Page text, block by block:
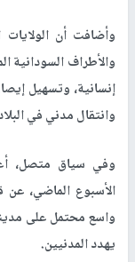
وأضافت أن
والأطراف السودانية
إنسانية، وتسهيل
وانتقال مدني في
وفي سياق متصل،
الأسبوع الماضي، عن
واسع محتمل على
يهدد المدنيين.